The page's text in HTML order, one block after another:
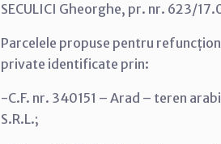
SECULICI Gheorghe, pr. nr. 623/
Parcelele propuse pentru
private identificate prin:
-C.F. nr. 340151 – Arad – teren
S.R.L.;